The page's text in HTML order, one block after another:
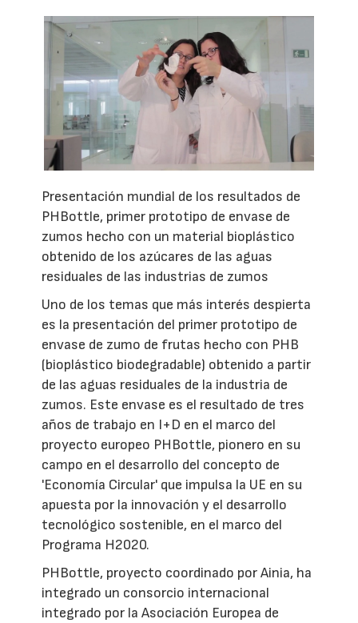
Presentación mundial de los resultados de
PHBottle, primer prototipo de envase de
zumos hecho con un material bioplástico
obtenido de los azúcares de las aguas
residuales de las industrias de zumos
Uno de los temas que más interés despierta
es la presentación del primer prototipo de
envase de zumo de frutas hecho con PHB
(bioplástico biodegradable) obtenido a partir
de las aguas residuales de la industria de
zumos. Este envase es el resultado de tres
años de trabajo en I+D en el marco del
proyecto europeo PHBottle, pionero en su
campo en el desarrollo del concepto de
'Economía Circular' que impulsa la UE en su
apuesta por la innovación y el desarrollo
tecnológico sostenible, en el marco del
Programa H2020.
PHBottle, proyecto coordinado por Ainia, ha
integrado un consorcio internacional
integrado por la Asociación Europea de